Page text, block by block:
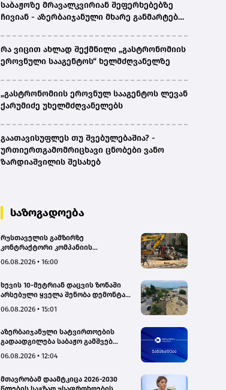
საბაჟოზე მრავალკვირიან შეფერხებებზე
ჩივიან - აზერბაიჯანული მხარე განმარტებას
რა ვიცით ახლად შექმნილი „გასტრონომიის
ეროვნული სააგენტოს“ ხელმძღვანელზე
„გასტრონომიის ეროვნულ სააგენტოს ლევან
ქარუმიძე უხელმძღვანელებს
გაათავისუფლეს თუ შვებულებაშია? -
ურთიერთგამომრიცხავი ცნობები ვანო
ზარდიაშვილის შესახებ
საზოგადოება
რუსთაველის გამზირზე
კონტრაქტორი კომპანიის
ახლოს იმოძრავა, რამაც ნიადაგის
გამოიწვია, გადაბრუნდა
ავტომანქანა - თვითმცლელში
იმყოფებოდა მცირეწლოვანი ბავშვი
06.08.2026 • 16:00
ხევის 10-მეტრიან დაცვის ზონაში
არსებული ყველა შენობა დემონტაჟს
06.08.2026 • 15:01
აზერბაიჯანული სატვირთოების
გადაადგილება საბაჟო გამშვებ
მიმდინარეობს- შემოსავლების
06.08.2026 • 12:04
მთავრობამ დაამტკიცა 2026-2030